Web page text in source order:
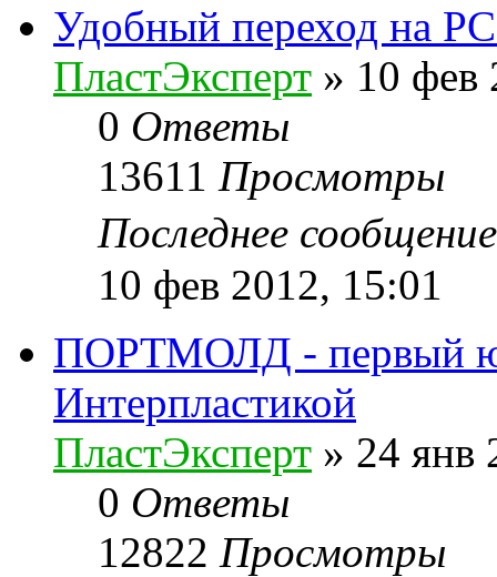
Удобный переход на
ПластЭксперт » 10 фев
0 Ответы
13611 Просмотры
Последнее
10 фев 2012, 15:01
ПОРТМОЛД - первый
Интерпластикой
ПластЭксперт » 24 янв
0 Ответы
12822 Просмотры